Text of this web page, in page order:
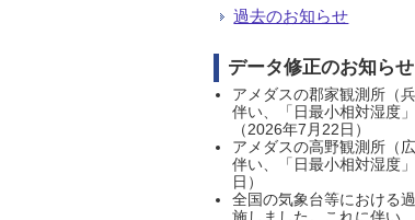
過去のお知らせ
データ修正のお知らせ
アメダスの郡家観測所（
伴い、「日最小相対湿度
（2026年7月22日）
アメダスの高野観測所（
伴い、「日最小相対湿度
日）
全国の気象台等における
施しました。これに伴い